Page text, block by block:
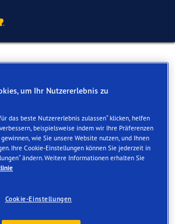
LUEGISLAND AG
vor Ort verfügbar
um Ihr Nutzererlebnis zu
das beste Nutzererlebnis zulassen“ klicken, helfen
beispielsweise indem wir Ihre Präferenzen
wie Sie unsere Website nutzen, und Ihnen
Ihre Cookie-Einstellungen können Sie jederzeit in
ändern. Weitere Informationen erhalten Sie
Cookie-Einstellungen